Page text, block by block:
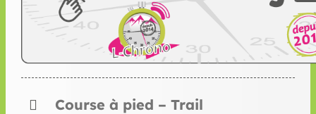
Course à pied – Trail